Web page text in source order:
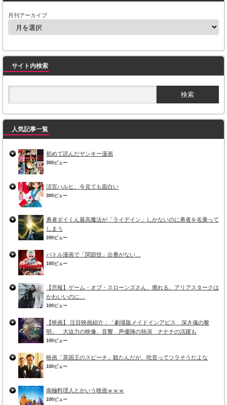
月刊アーカイブ
サイト内検索
人気記事一覧
初めて読んだヤンキー漫画
300ビュー
涼宮ハルヒ、今見ても面白い
300ビュー
勇者ダイくん最高魔法が「ライデイン」しかないのに勇者を名乗って
しまう
200ビュー
バトル漫画で「関節技」出番がない…
100ビュー
【悲報】ゲーム・オブ・スローンズさん、廃れる。アリアスタークは
かわいいのに…
100ビュー
【映画】 注目映画紹介：「劇場版メイドインアビス 深き魂の黎
明」 大迫力の映像、音響 声優陣の熱演 ナナチの活躍も
100ビュー
映画「英国王のスピーチ」観たんだが、吃音ってツラそうだよな
100ビュー
南極料理人とかいう映画ｗｗｗ
100ビュー